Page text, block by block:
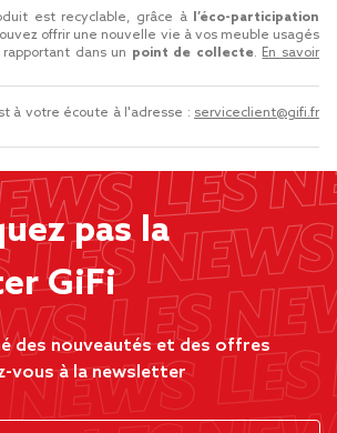
est recyclable, grâce à
l’éco-participation
offrir une nouvelle vie à vos meuble usagés
dans un point de collecte. En savoir
à votre écoute à l'adresse : serviceclient@gifi.fr
pas la
GiFi
des nouveautés et des offres
vous à la newsletter